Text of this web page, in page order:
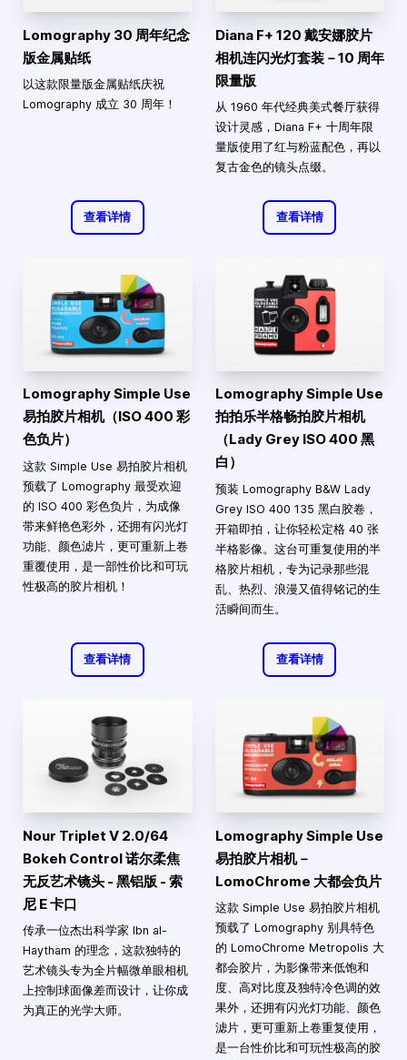
Lomography 30 周年纪念
版金属贴纸
以这款限量版金属贴纸庆祝
Lomography 成立 30 周年！
查看详情
Diana F+ 120 戴安娜胶片
相机连闪光灯套装－10 周年
限量版
从 1960 年代经典美式餐厅获得
设计灵感，Diana F+ 十周年限
量版使用了红与粉蓝配色，再以
复古金色的镜头点缀。
查看详情
Lomography Simple Use
易拍胶片相机（ISO 400 彩
色负片）
这款 Simple Use 易拍胶片相机
预载了 Lomography 最受欢迎
的 ISO 400 彩色负片，为成像
带来鲜艳色彩外，还拥有闪光灯
功能、颜色滤片，更可重新上卷
重覆使用，是一部性价比和可玩
性极高的胶片相机！
查看详情
Lomography Simple Use
拍拍乐半格畅拍胶片相机
（Lady Grey ISO 400 黑
白）
预装 Lomography B&W Lady
Grey ISO 400 135 黑白胶卷，
开箱即拍，让你轻松定格 40 张
半格影像。这台可重复使用的半
格胶片相机，专为记录那些混
乱、热烈、浪漫又值得铭记的生
活瞬间而生。
查看详情
Nour Triplet V 2.0/64
Bokeh Control 诺尔柔焦
无反艺术镜头 - 黑铝版 - 索
尼 E 卡口
传承一位杰出科学家 Ibn al-
Haytham 的理念，这款独特的
艺术镜头专为全片幅微单眼相机
上控制球面像差而设计，让你成
为真正的光学大师。
Lomography Simple Use
易拍胶片相机－
LomoChrome 大都会负片
这款 Simple Use 易拍胶片相机
预载了 Lomography 别具特色
的 LomoChrome Metropolis 大
都会胶片，为影像带来低饱和
度、高对比度及独特冷色调的效
果外，还拥有闪光灯功能、颜色
滤片，更可重新上卷重复使用，
是一台性价比和可玩性极高的胶